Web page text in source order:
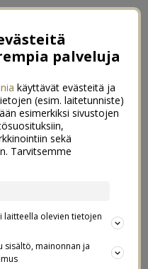
palveluja
käyttävät evästeitä ja
(esim. laitetunniste)
esimerkiksi sivustojen
sekä
Tarvitsemme
laitteella olevien tietojen
mainonnan ja